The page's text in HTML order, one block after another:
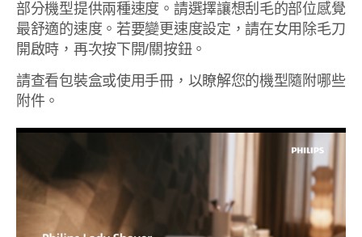
部分機型提供兩種速度。請選擇讓想刮毛的部位感覺
最舒適的速度。若要變更速度設定，請在女用除毛刀
開啟時，再次按下開/關按鈕。
請查看包裝盒或使用手冊，以瞭解您的機型隨附哪些
附件。